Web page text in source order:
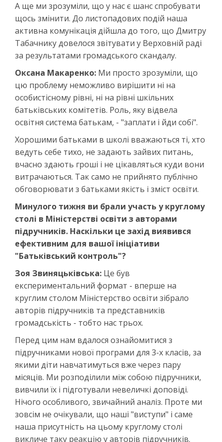
А ще ми зрозуміли, що у нас є шанс спробувати
щось змінити. До листопадових подій наша
активна комунікація дійшла до того, що Дмитру
Табачнику довелося звітувати у Верховній раді
за результатами громадського скандалу.
Оксана Макаренко: Ми просто зрозуміли, що
цю проблему неможливо вирішити ні на
особистісному рівні, ні на рівні шкільних
батьківських комітетів. Роль, яку відвела
освітня система батькам, - "заплати і йди собі".
Хорошими батьками в школі вважаються ті, хто
ведуть себе тихо, не задають зайвих питань,
вчасно здають гроші і не цікавляться куди вони
витрачаються. Так само не прийнято публічно
обговорювати з батьками якість і зміст освіти.
Минулого тижня ви брали участь у круглому
столі в Міністерстві освіти з авторами
підручників. Наскільки це захід виявився
ефективним для вашої ініціативи
"Батьківський контроль"?
Зоя Звиняцьківська: Це був
експериментальний формат - вперше на
круглим столом Міністерство освіти зібрало
авторів підручників та представників
громадськість - тобто нас трьох.
Перед цим нам вдалося ознайомитися з
підручниками нової програми для 3-х класів, за
якими діти навчатимуться вже через пару
місяців. Ми розподілили між собою підручники,
вивчили їх і підготували невеличкі доповіді.
Нічого особливого, звичайний аналіз. Проте ми
зовсім не очікували, що наші "виступи" і саме
наша присутність на цьому круглому столі
викличе таку реакцію у авторів підручників.